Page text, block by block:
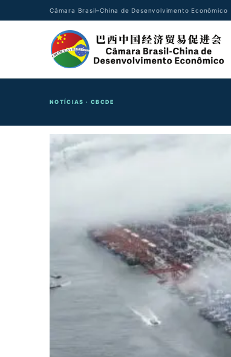
Câmara Brasil–China de Desenvolvimento Econômico
NOTÍCIAS · CBCDE